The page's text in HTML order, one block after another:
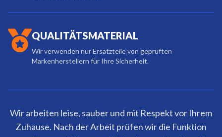
QUALITÄTSMATERIAL
Wir verwenden nur Ersatzteile von geprüften
Markenherstellern für Ihre Sicherheit.
Wir arbeiten leise, sauber und mit Respekt vor Ihrem
Zuhause. Nach der Arbeit prüfen wir die Funktion